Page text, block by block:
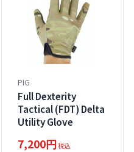
PIG
Full Dexterity
Tactical (FDT) Delta
Utility Glove
7,200円税込